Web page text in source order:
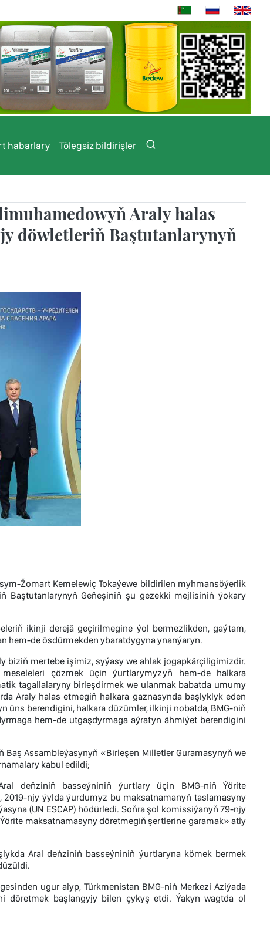
habarlary Tölegsiz bildirişler
Araly halas
döwletleriň Baştutanlarynyň
Žomart Kemelewiç Tokaýewe bildirilen myhmansöýerlik
Baştutanlarynyň Geňeşiniň şu gezekki mejlisiniň ýokary
ikinji derejä geçirilmegine ýol bermezlikden, gaýtam,
hem-de ösdürmekden ybaratdygyna ynanýaryn.
biziň mertebe işimiz, syýasy we ahlak jogapkärçiligimizdir.
çözmek üçin ýurtlarymyzyň hem-de halkara
tagallalaryny birleşdirmek we ulanmak babatda umumy
Araly halas etmegiň halkara gaznasynda başlyklyk eden
üns berendigini, halkara düzümler, ilkinji nobatda, BMG-niň
hem-de utgaşdyrmaga aýratyn ähmiýet berendigini
Assambleýasynyň «Birleşen Milletler Guramasynyň we
kabul edildi;
deňziniň basseýniniň ýurtlary üçin BMG-niň Ýörite
2019-njy ýylda ýurdumyz bu maksatnamanyň taslamasyny
(UN ESCAP) hödürledi. Soňra şol komissiýanyň 79-njy
maksatnamasyny döretmegiň şertlerine garamak» atly
Aral deňziniň basseýniniň ýurtlaryna kömek bermek
ugur alyp, Türkmenistan BMG-niň Merkezi Aziýada
döretmek başlangyjy bilen çykyş etdi. Ýakyn wagtda ol